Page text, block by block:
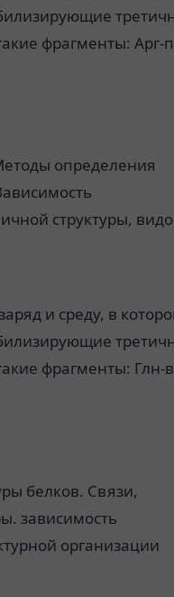
фрагменты: Арг-
определения
структуры,
и среду, в
фрагменты: Глн-
белков. Связи,
зависимость
организации